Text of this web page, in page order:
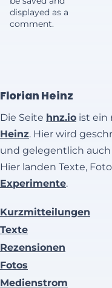
displayed as a
comment.
Florian Heinz
Die Seite hnz.io ist ein
Heinz. Hier wird
und gelegentlich
Hier landen Texte,
Experimente.
Kurzmitteilungen
Texte
Rezensionen
Fotos
Medienstrom